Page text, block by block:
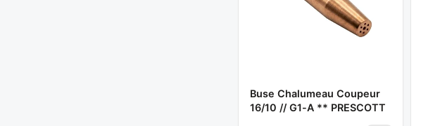
Buse Chalumeau Coupeur
16/10 // G1-A ** PRESCOTT